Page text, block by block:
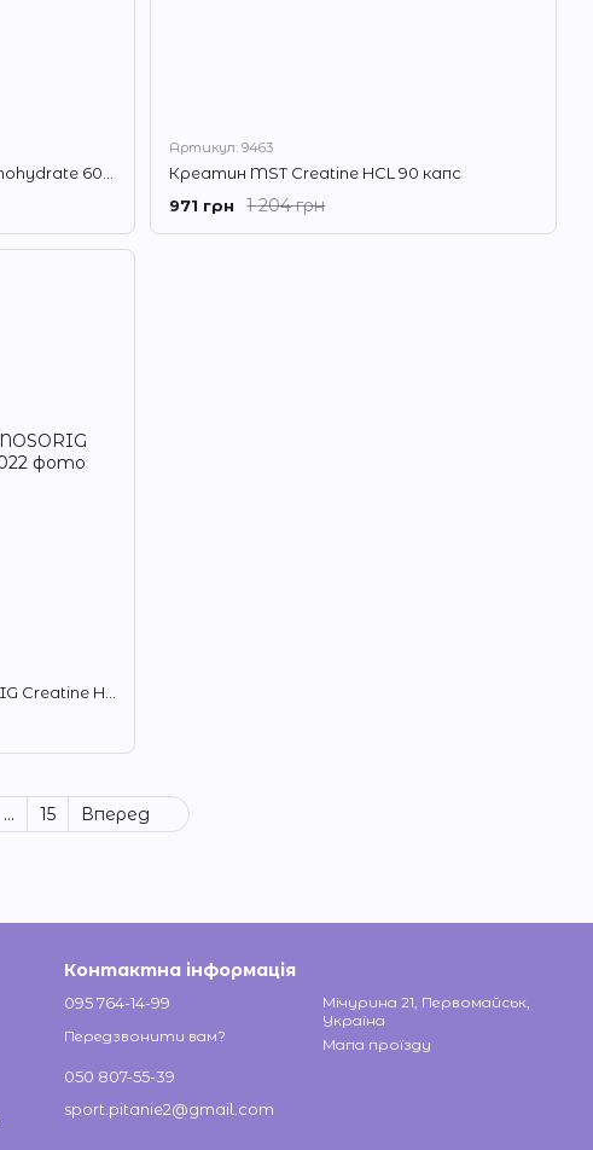
Артикул: 9463
Креатин MST Creatine HCL 90 капс
1 204 грн
971 грн
... 15 Вперед
Контактна інформація
095 764-14-99
Передзвонити вам?
050 807-55-39
sport.pitanie2@gmail.com
Мічурина 21, Первомайськ,
Україна
Мапа проїзду